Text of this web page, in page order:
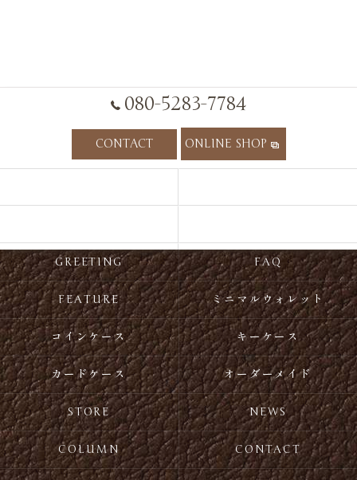
080-5283-7784
CONTACT ONLINE SHOP
GREETING FAQ
FEATURE ミニマルウォレット
コインケース キーケース
カードケース オーダーメイド
STORE NEWS
COLUMN CONTACT